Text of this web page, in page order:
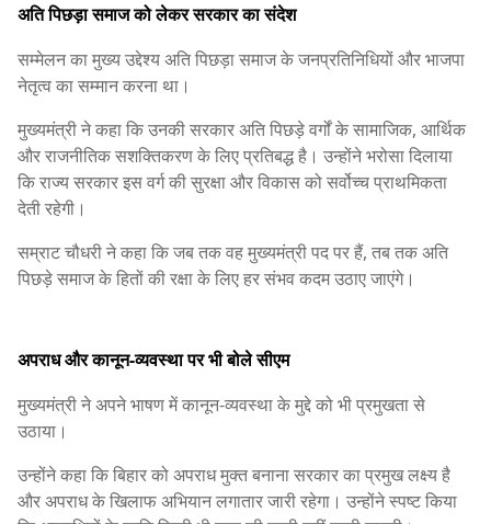
अति पिछड़ा समाज को लेकर सरकार का संदेश
सम्मेलन का मुख्य उद्देश्य अति पिछड़ा समाज के जनप्रतिनिधियों और भाजपा
नेतृत्व का सम्मान करना था।
मुख्यमंत्री ने कहा कि उनकी सरकार अति पिछड़े वर्गों के सामाजिक, आर्थिक
और राजनीतिक सशक्तिकरण के लिए प्रतिबद्ध है। उन्होंने भरोसा दिलाया
कि राज्य सरकार इस वर्ग की सुरक्षा और विकास को सर्वोच्च प्राथमिकता
देती रहेगी।
सम्राट चौधरी ने कहा कि जब तक वह मुख्यमंत्री पद पर हैं, तब तक अति
पिछड़े समाज के हितों की रक्षा के लिए हर संभव कदम उठाए जाएंगे।
अपराध और कानून-व्यवस्था पर भी बोले सीएम
मुख्यमंत्री ने अपने भाषण में कानून-व्यवस्था के मुद्दे को भी प्रमुखता से
उठाया।
उन्होंने कहा कि बिहार को अपराध मुक्त बनाना सरकार का प्रमुख लक्ष्य है
और अपराध के खिलाफ अभियान लगातार जारी रहेगा। उन्होंने स्पष्ट किया